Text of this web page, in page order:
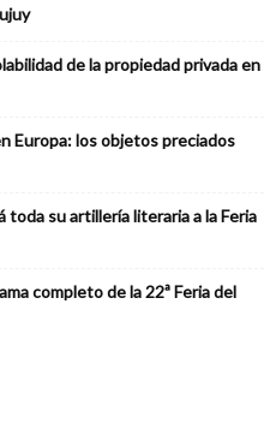
de la propiedad privada en
Europa: los objetos preciados
su artillería literaria a la Feria
completo de la 22ª Feria del